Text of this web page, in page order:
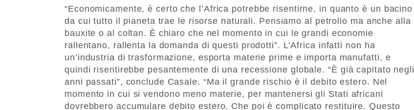
“Economicamente, è certo che l’Africa potrebbe risentirne, in quanto è un bacino
da cui tutto il pianeta trae le risorse naturali. Pensiamo al petrolio ma anche alla
bauxite o al coltan. È chiaro che nel momento in cui le grandi economie
rallentano, rallenta la domanda di questi prodotti”. L’Africa infatti non ha
un’industria di trasformazione, esporta materie prime e importa manufatti, e
quindi risentirebbe pesantemente di una recessione globale. “È già capitato negli
anni passati”, conclude Casale. “Ma il grande rischio è il debito estero. Nel
momento in cui si vendono meno materie, per mantenersi gli Stati africani
dovrebbero accumulare debito estero. Che poi è complicato restituire. Questo